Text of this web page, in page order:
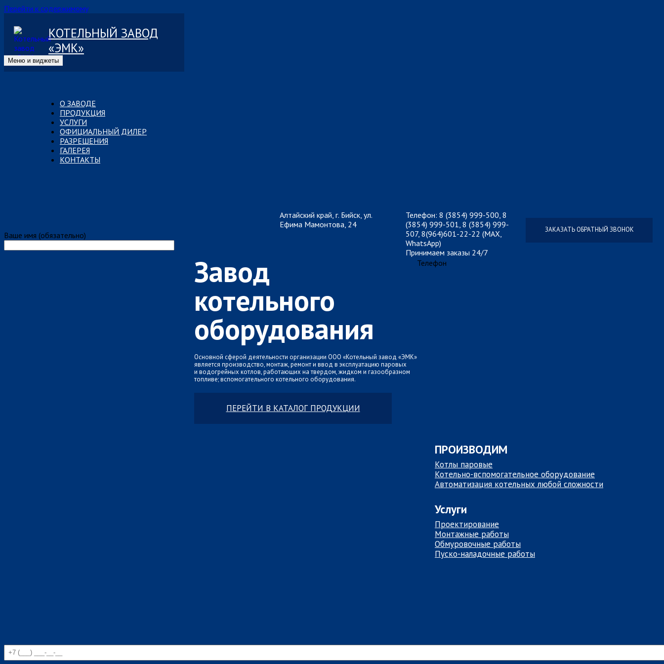
Перейти к содержимому
КОТЕЛЬНЫЙ ЗАВОД
«ЭМК»
Меню и виджеты
О ЗАВОДЕ
ПРОДУКЦИЯ
УСЛУГИ
ОФИЦИАЛЬНЫЙ ДИЛЕР
РАЗРЕШЕНИЯ
ГАЛЕРЕЯ
КОНТАКТЫ
Алтайский край, г. Бийск, ул.
Ефима Мамонтова, 24
Телефон: 8 (3854) 999-500, 8
(3854) 999-501, 8 (3854) 999-
507, 8(964)601-22-22 (MAX,
WhatsApp)
Принимаем заказы 24/7
ЗАКАЗАТЬ ОБРАТНЫЙ ЗВОНОК
Завод
котельного
оборудования
Основной сферой деятельности организации ООО «Котельный завод «ЭМК»
является производство, монтаж, ремонт и ввод в эксплуатацию паровых
и водогрейных котлов, работающих на твердом, жидком и газообразном
топливе; вспомогательного котельного оборудования.
ПЕРЕЙТИ В КАТАЛОГ ПРОДУКЦИИ
ПРОИЗВОДИМ
Котлы паровые
Котельно-вспомогательное оборудование
Автоматизация котельных любой сложности
Услуги
Проектирование
Монтажные работы
Обмуровочные работы
Пуско-наладочные работы
Ваше имя (обязательно)
Телефон